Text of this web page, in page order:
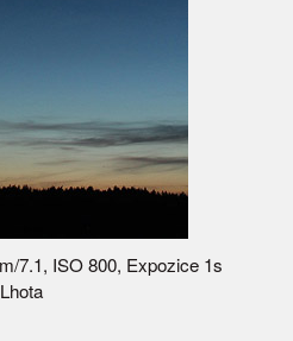
7.1, ISO 800, Expozice 1s